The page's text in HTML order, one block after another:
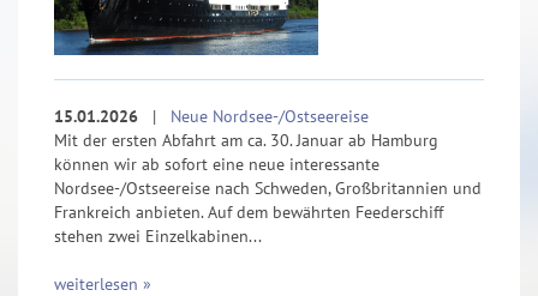
15.01.2026 | Neue Nordsee-/Ostseereise
Mit der ersten Abfahrt am ca. 30. Januar ab Hamburg
können wir ab sofort eine neue interessante
Nordsee-/Ostseereise nach Schweden, Großbritannien und
Frankreich anbieten. Auf dem bewährten Feederschiff
stehen zwei Einzelkabinen...
weiterlesen »